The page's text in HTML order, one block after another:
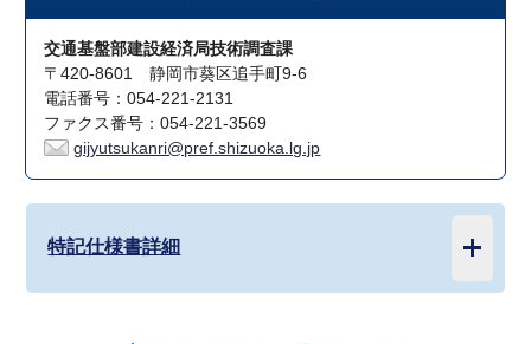
交通基盤部建設経済局技術調査課
〒420-8601 静岡市葵区追手町9-6
電話番号：054-221-2131
ファクス番号：054-221-3569
gijyutsukanri@pref.shizuoka.lg.jp
特記仕様書詳細